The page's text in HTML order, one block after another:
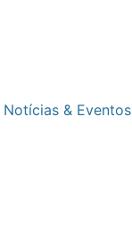
Notícias & Eventos